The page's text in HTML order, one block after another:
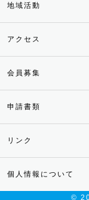
地域活動
アクセス
会員募集
申請書類
リンク
個人情報について
©